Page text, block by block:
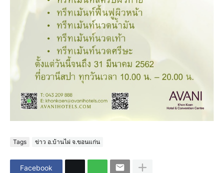
Tags ข่าว อ.บ้านไผ่ จ.ขอนแก่น
Facebook